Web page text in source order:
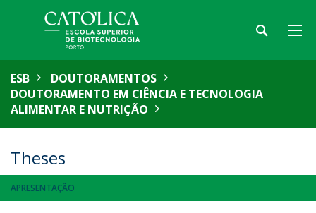
ESB
DOUTORAMENTOS
DOUTORAMENTO EM CIÊNCIA E TECNOLOGIA
ALIMENTAR E NUTRIÇÃO
Theses
APRESENTAÇÃO